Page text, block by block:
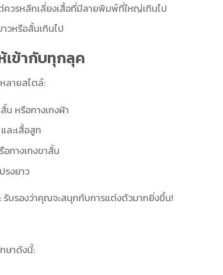
ควรหลีกเลี่ยงเสื้อที่มีลายพิมพ์ที่ใหญ่เกินไป
วหรือสั้นเกินไป
เข้ากับทุกลุค
ลายสไตล์:
น หรือกางเกงผ้า
ละเสื้อสูท
อกางเกงขาสั้น
รงยาว
รับรองว่าคุณจะสนุกกับการแต่งตัวมากยิ่งขึ้น!
ษาดังนี้: